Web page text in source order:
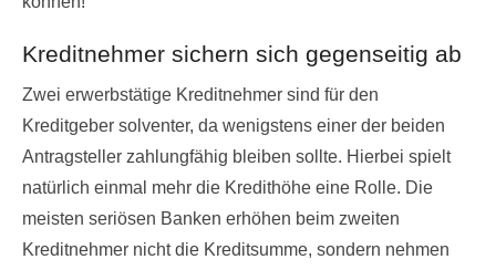
Kreditnehmer sichern sich gegenseitig ab
Zwei erwerbstätige Kreditnehmer sind für den
Kreditgeber solventer, da wenigstens einer der beiden
Antragsteller zahlungfähig bleiben sollte. Hierbei spielt
natürlich einmal mehr die Kredithöhe eine Rolle. Die
meisten seriösen Banken erhöhen beim zweiten
Kreditnehmer nicht die Kreditsumme, sondern nehmen